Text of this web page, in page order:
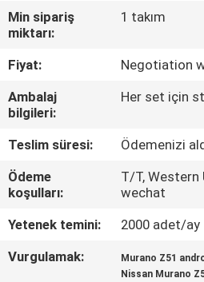
KALITE
KONTROL
ILETIŞIME
GEÇIN
HABERLER
Min sipariş
miktarı:
1 takım
Fiyat:
Negotiation
Ambalaj
bilgileri:
Her set için
Teslim süresi:
Ödemenizi
Ödeme
koşulları:
T/T, Western
wechat
Yetenek temini:
2000 adet/ay
Vurgulamak:
Murano Z51
Nissan Murano